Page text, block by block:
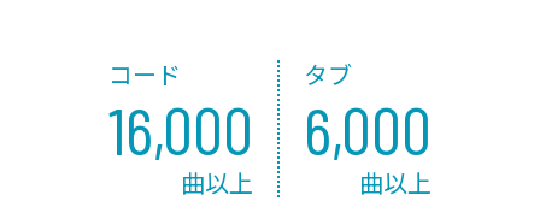
コード
16,000
曲以上
タブ
6,000
曲以上